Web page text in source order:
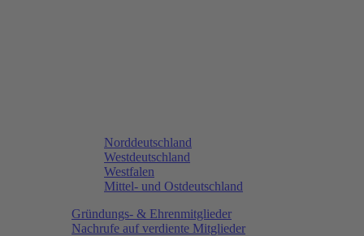
Norddeutschland
Westdeutschland
Westfalen
Mittel- und Ostdeutschland
Gründungs- & Ehrenmitglieder
Nachrufe auf verdiente Mitglieder